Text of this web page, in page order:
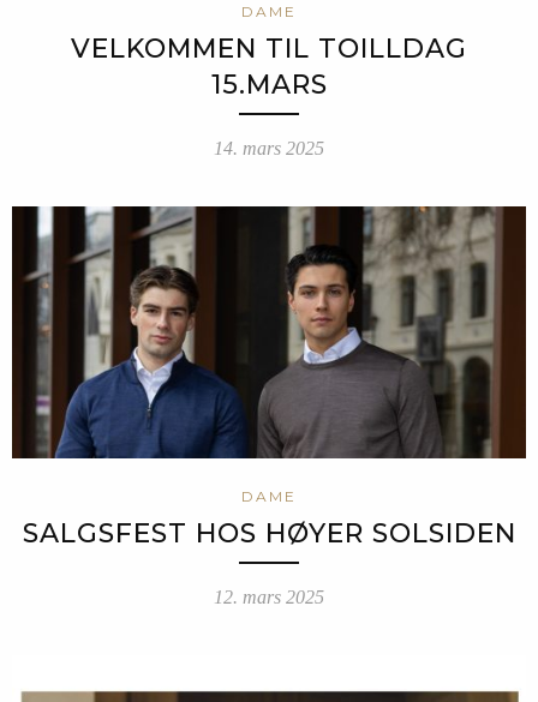
DAME
VELKOMMEN TIL TOILLDAG
15.MARS
14. mars 2025
DAME
SALGSFEST HOS HØYER SOLSIDEN
12. mars 2025